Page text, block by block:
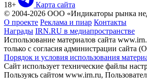
18+
Карта сайта
© 2004-2026 ООО «Индикаторы рынка
О проекте Реклама и пиар Контакты
Награды IRN.RU в медиапространстве
Использование материалов сайта
только с согласия администрации
Порядок и условия использования
Сайт использует технические файлы
Пользуясь сайтом www.irn.ru,